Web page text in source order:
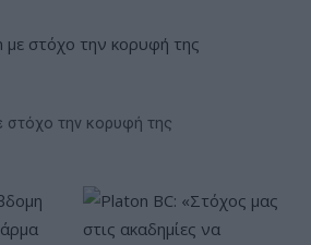
την κορυφή της